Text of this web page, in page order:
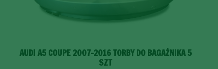
AUDI A5 COUPE 2007-2016 TORBY DO BAGAŻNIKA 5
SZT